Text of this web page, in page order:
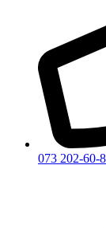
073 202-60-